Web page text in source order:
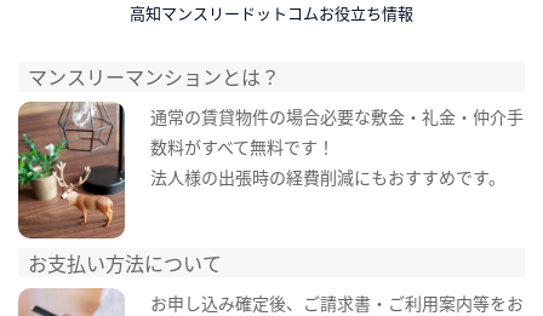
高知マンスリードットコムお役立ち情報
マンスリーマンションとは？
通常の賃貸物件の場合必要な敷金・礼金・仲介手
数料がすべて無料です！
法人様の出張時の経費削減にもおすすめです。
お支払い方法について
お申し込み確定後、ご請求書・ご利用案内等をお